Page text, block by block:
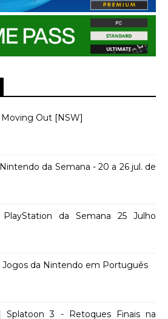
Moving Out [NSW]
da Semana - 20 a 26 jul. de
PlayStation da Semana 25 Julho
Jogos da Nintendo em Português
Splatoon 3 - Retoques Finais na